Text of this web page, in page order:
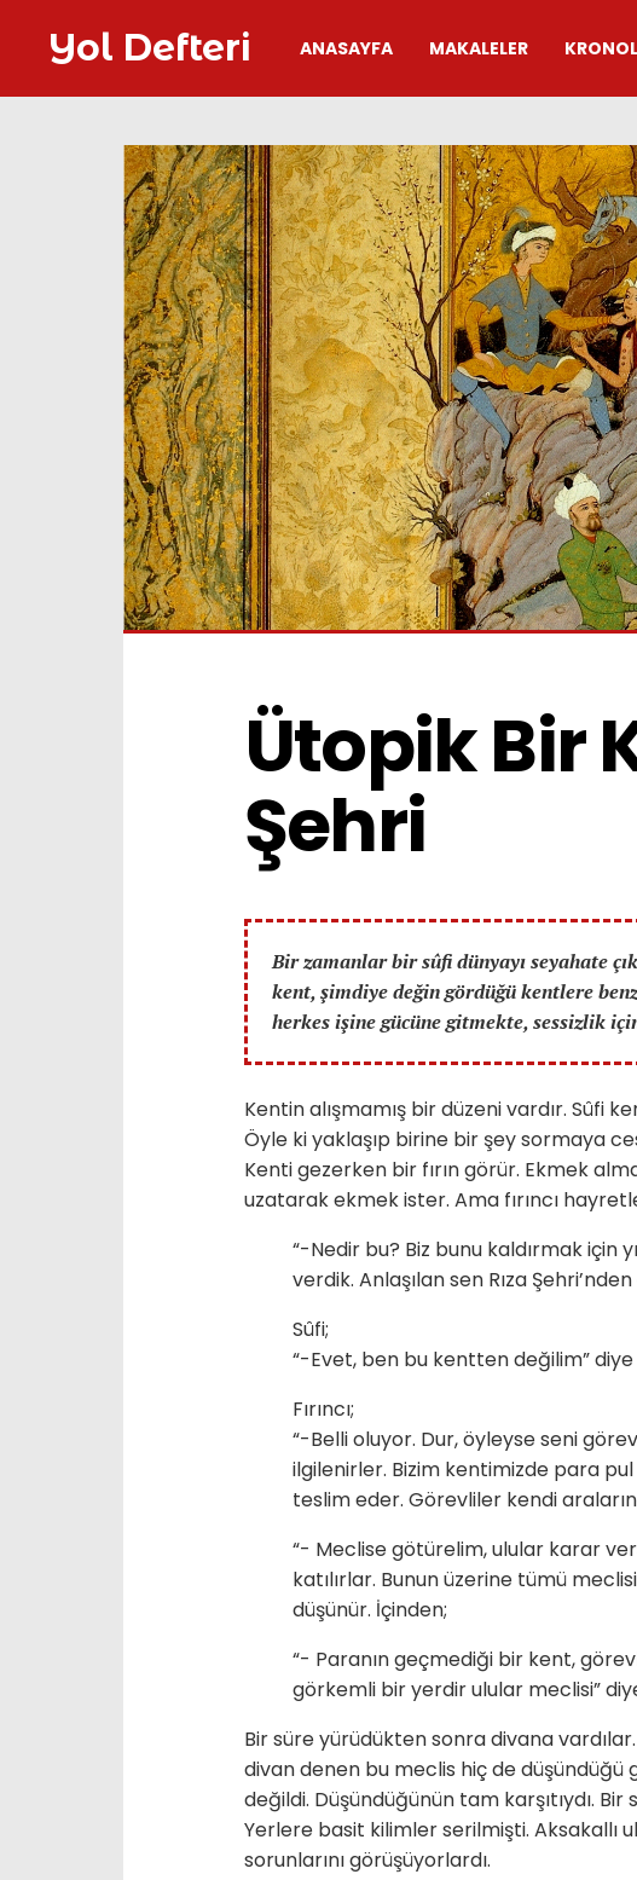
Yol Defteri ANASAYFA MAKALELER
Ütopik Bir
Şehri
Bir zamanlar bir sûfi dünyayı seyahate
kent, şimdiye değin gördüğü kentlere
herkes işine gücüne gitmekte, sessizlik
Kentin alışmamış bir düzeni vardır. Sûfi
Öyle ki yaklaşıp birine bir şey sormaya
Kenti gezerken bir fırın görür. Ekmek
uzatarak ekmek ister. Ama fırıncı
“-Nedir bu? Biz bunu kaldırmak için
verdik. Anlaşılan sen Rıza
Sûfi;
“-Evet, ben bu kentten değilim” diye
Fırıncı;
“-Belli oluyor. Dur, öyleyse seni
ilgilenirler. Bizim kentimizde para
teslim eder. Görevliler kendi
“- Meclise götürelim, ulular karar
katılırlar. Bunun üzerine tümü
düşünür. İçinden;
“- Paranın geçmediği bir kent,
görkemli bir yerdir ulular meclisi”
Bir süre yürüdükten sonra divana
divan denen bu meclis hiç de düşündüğü
değildi. Düşündüğünün tam karşıtıydı. Bir
Yerlere basit kilimler serilmişti. Aksakallı
sorunlarını görüşüyorlardı.